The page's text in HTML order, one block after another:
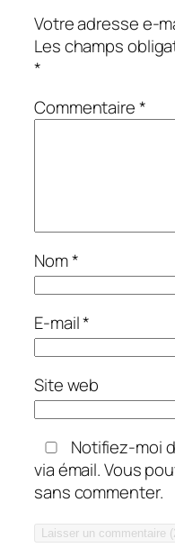
Votre adresse e-
Les champs
*
Commentaire*
Nom*
E-mail*
Site web
Notifiez-moi
via émail. Vous
sans commenter.